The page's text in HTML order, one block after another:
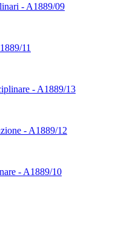
- A1889/09
11
- A1889/13
- A1889/12
- A1889/10